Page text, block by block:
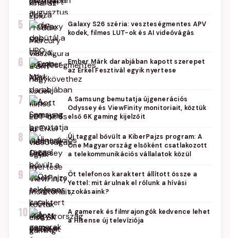
5
Galaxy S26 széria: veszteségmentes APV
kodek, filmes LUT-ok és AI videóvágás
6
Ember Márk darabjában kapott szerepet
az Erkel Fesztivál egyik nyertese
7
A Samsung bemutatja újgenerációs
Odyssey és ViewFinity monitoriait, köztük
első 6K gaming kijelzőit
8
Új taggal bővült a KiberPajzs program: A
One Magyarország elsőként csatlakozott
a telekommunikációs vállalatok közül
9
Öt telefonos karaktert állított össze a
Yettel: mit árulnak el rólunk a hívási
szokásaink?
10
A gamerek és filmrajongók kedvence lehet
a Hisense új televíziója